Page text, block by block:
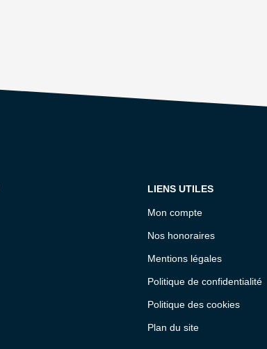
LIENS UTILES
Mon compte
Nos honoraires
Mentions légales
Politique de confidentialité
Politique des cookies
Plan du site